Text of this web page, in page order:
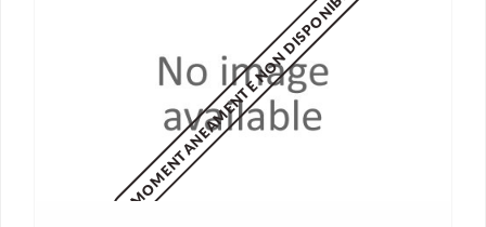
MOMENTANEAMENTE NON DISPONIBILE